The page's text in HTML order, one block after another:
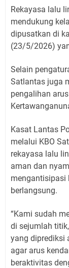
Rekayasa lalu
mendukung
dipusatkan di
(23/5/2026)
Selain
Satlantas juga
pengalihan
Kasat Lantas
melalui KBO
rekayasa lalu
aman dan
mengantisipasi
berlangsung.
“Kami sudah
di sejumlah
yang diprediksi
agar arus
beraktivitas